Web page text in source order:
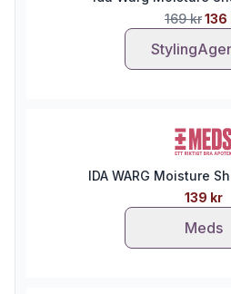
169 kr136
IDA WARG Moisture
139 kr
Meds